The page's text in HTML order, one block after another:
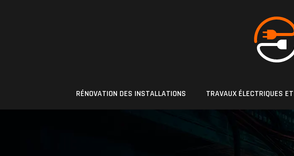
RÉNOVATION DES INSTALLATIONS TRAVAUX ÉLECTRIQUES